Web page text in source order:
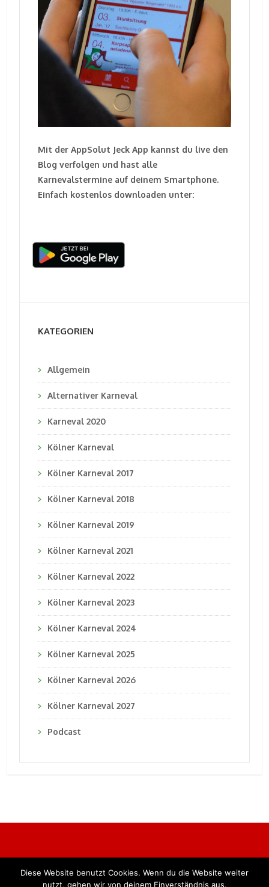
Mit der AppSolut Jeck App kannst du live den
Blog verfolgen und hast alle
Karnevalstermine auf deinem Smartphone.
Einfach kostenlos downloaden unter:
KATEGORIEN
Allgemein
Alternativer Karneval
Karneval 2020
Kölner Karneval
Kölner Karneval 2017
Kölner Karneval 2018
Kölner Karneval 2019
Kölner Karneval 2021
Kölner Karneval 2022
Kölner Karneval 2023
Kölner Karneval 2024
Kölner Karneval 2025
Kölner Karneval 2026
Kölner Karneval 2027
Podcast
Alle Rechte vorbehalten. BKB Verlag GmbH
Diese Website benutzt Cookies. Wenn du die Website weiter
nutzt, gehen wir von deinem Einverständnis aus.